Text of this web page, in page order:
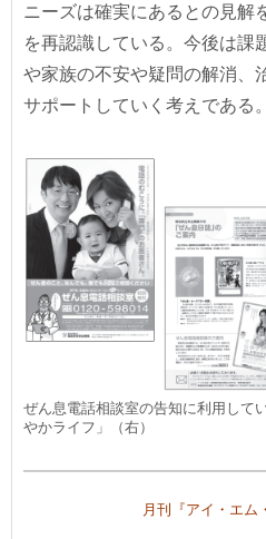
ニーズは確実にあるとの見解
を再認識している。今後は課
や家族の不安や疑問の解消、
サポートしていく考えである。
ぜん息電話相談室の告知に利用して
やかライフ」（右）
月刊『アイ・エム